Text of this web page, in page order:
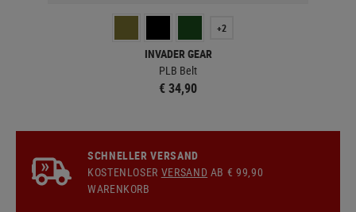
+2
INVADER GEAR
PLB Belt
€ 34,90
SCHNELLER VERSAND
KOSTENLOSER VERSAND AB € 99,90
WARENKORB